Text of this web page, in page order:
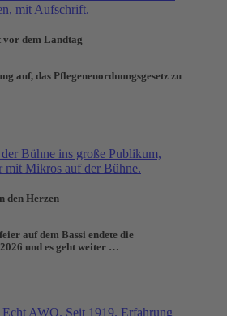
vor dem Landtag
auf, das Pflegeneuordnungsgesetz zu
den Herzen
auf dem Bassi endete die
und es geht weiter …